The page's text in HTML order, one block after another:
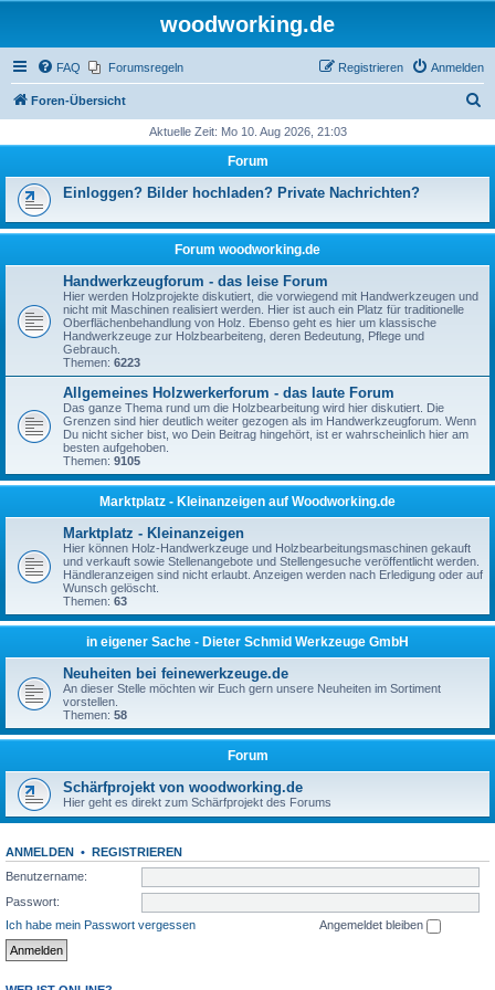
woodworking.de
FAQ Forumsregeln Anmelden
Registrieren
Foren-Übersicht
h
Aktuelle Zeit: Mo 10. Aug 2026, 21:03
Forum
Einloggen? Bilder hochladen? Private Nachrichten?
Forum woodworking.de
Handwerkzeugforum - das leise Forum
Hier werden Holzprojekte diskutiert, die vorwiegend mit Handwerkzeugen und
nicht mit Maschinen realisiert werden. Hier ist auch ein Platz für traditionelle
Oberflächenbehandlung von Holz. Ebenso geht es hier um klassische
Handwerkzeuge zur Holzbearbeiteng, deren Bedeutung, Pflege und
Gebrauch.
Themen: 6223
Allgemeines Holzwerkerforum - das laute Forum
Das ganze Thema rund um die Holzbearbeitung wird hier diskutiert. Die
Grenzen sind hier deutlich weiter gezogen als im Handwerkzeugforum. Wenn
Du nicht sicher bist, wo Dein Beitrag hingehört, ist er wahrscheinlich hier am
besten aufgehoben.
Themen: 9105
Marktplatz - Kleinanzeigen auf Woodworking.de
Marktplatz - Kleinanzeigen
Hier können Holz-Handwerkzeuge und Holzbearbeitungsmaschinen gekauft
und verkauft sowie Stellenangebote und Stellengesuche veröffentlicht werden.
Händleranzeigen sind nicht erlaubt. Anzeigen werden nach Erledigung oder auf
Wunsch gelöscht.
Themen: 63
in eigener Sache - Dieter Schmid Werkzeuge GmbH
Neuheiten bei feinewerkzeuge.de
An dieser Stelle möchten wir Euch gern unsere Neuheiten im Sortiment
vorstellen.
Themen: 58
Forum
Schärfprojekt von woodworking.de
Hier geht es direkt zum Schärfprojekt des Forums
ANMELDEN • REGISTRIEREN
Benutzername:
Passwort:
Ich habe mein Passwort vergessen
Angemeldet bleiben